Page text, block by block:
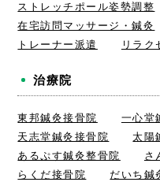
ストレッチポール姿勢調整
在宅訪問マッサージ・鍼灸
トレーナー派遣
リラク
治療院
東邦鍼灸接骨院
一心堂
天志堂鍼灸接骨院
太陽
あるぷす鍼灸整骨院
さ
らくだ接骨院
だいち鍼